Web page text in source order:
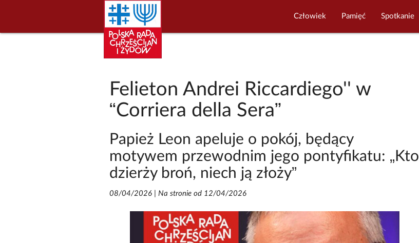
Człowiek Pamięć Spotkanie
Felieton Andrei Riccardiego'' w
“Corriera della Sera”
Papież Leon apeluje o pokój, będący
motywem przewodnim jego pontyfikatu: „Kto
dzierży broń, niech ją złoży”
08/04/2026| Na stronie od 12/04/2026